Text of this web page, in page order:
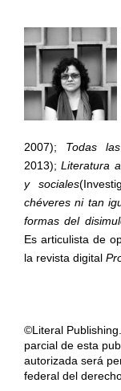
2007); Todas
2013);Literatura
y sociales
chéveres ni tan
formas del
Es articulista de
la revista digital
©Literal
parcial de esta
autorizada será
federal del